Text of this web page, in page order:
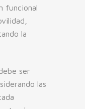
funcional
la
ser
las